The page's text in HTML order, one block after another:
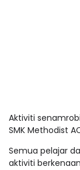
Aktiviti
SMK Methodist
Semua pelajar
aktiviti